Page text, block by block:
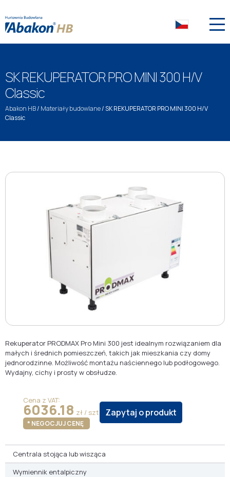
SK REKUPERATOR PRO MINI 300 H/V
Classic
Abakon HB/ Materiały budowlane/SK REKUPERATOR PRO MINI 300 H/V
Classic
Rekuperator PRODMAX Pro Mini 300 jest idealnym rozwiązaniem dla
małych i średnich pomieszczeń, takich jak mieszkania czy domy
jednorodzinne. Możliwość montażu naściennego lub podłogowego.
Wydajny, cichy i prosty w obsłudze.
Cena z VAT:
6036.18 zł / szt
* NEGOCJUJ CENĘ
Zapytaj o produkt
Centrala stojąca lub wisząca
Wymiennik entalpiczny